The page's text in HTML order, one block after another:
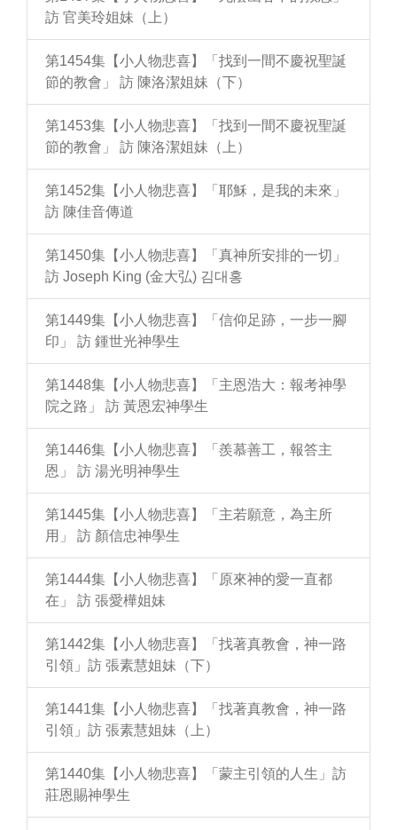
訪 官美玲姐妹（上）
第1454集【小人物悲喜】「找到一間不慶祝聖誕
節的教會」 訪 陳洛潔姐妹（下）
第1453集【小人物悲喜】「找到一間不慶祝聖誕
節的教會」 訪 陳洛潔姐妹（上）
第1452集【小人物悲喜】「耶穌，是我的未來」
訪 陳佳音傳道
第1450集【小人物悲喜】「真神所安排的一切」
訪 Joseph King (金大弘) 김대홍
第1449集【小人物悲喜】「信仰足跡，一步一腳
印」 訪 鍾世光神學生
第1448集【小人物悲喜】「主恩浩大：報考神學
院之路」 訪 黃恩宏神學生
第1446集【小人物悲喜】「羨慕善工，報答主
恩」 訪 湯光明神學生
第1445集【小人物悲喜】「主若願意，為主所
用」 訪 顏信忠神學生
第1444集【小人物悲喜】「原來神的愛一直都
在」 訪 張愛樺姐妹
第1442集【小人物悲喜】「找著真教會，神一路
引領」訪 張素慧姐妹（下）
第1441集【小人物悲喜】「找著真教會，神一路
引領」訪 張素慧姐妹（上）
第1440集【小人物悲喜】「蒙主引領的人生」訪
莊恩賜神學生